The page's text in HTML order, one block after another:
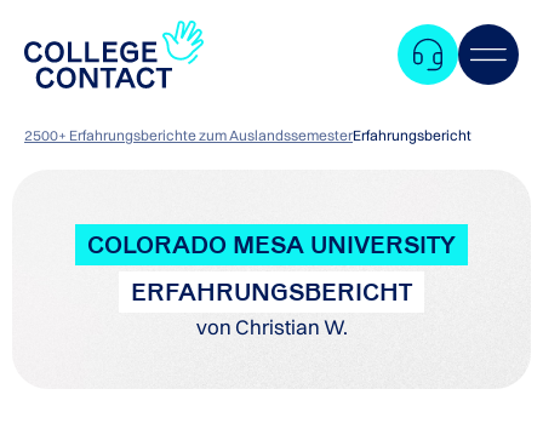
2500+ Erfahrungsberichte zum AuslandssemesterErfahrungsbericht
COLORADO MESA UNIVERSITY
ERFAHRUNGSBERICHT
von Christian W.